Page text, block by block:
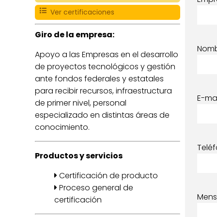
Ver certificaciones
Giro de la empresa:
Apoyo a las Empresas en el desarrollo
de proyectos tecnológicos y gestión
ante fondos federales y estatales
para recibir recursos, infraestructura
de primer nivel, personal
especializado en distintas áreas de
conocimiento.
Productos y servicios
Certificación de producto
Proceso general de
certificación
E-